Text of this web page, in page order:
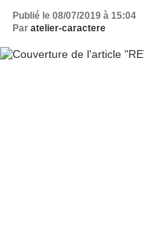
Publié le 08/07/2019 à 15:04
Par atelier-caractere